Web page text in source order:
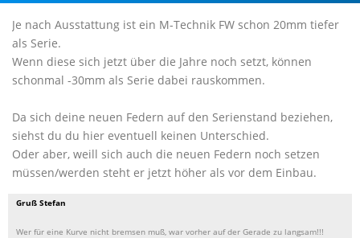
Je nach Ausstattung ist ein M-Technik FW schon 20mm tiefer
als Serie.
Wenn diese sich jetzt über die Jahre noch setzt, können
schonmal -30mm als Serie dabei rauskommen.
Da sich deine neuen Federn auf den Serienstand beziehen,
siehst du du hier eventuell keinen Unterschied.
Oder aber, weill sich auch die neuen Federn noch setzen
müssen/werden steht er jetzt höher als vor dem Einbau.
Gruß Stefan
Wer für eine Kurve nicht bremsen muß, war vorher auf der Gerade zu langsam!!!